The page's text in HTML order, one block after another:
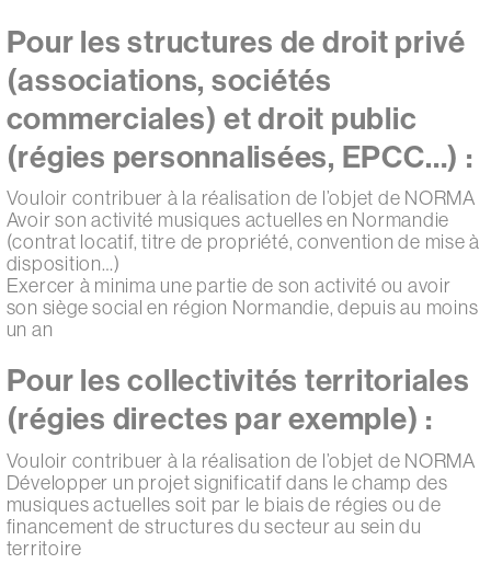
Pour les structures de droit privé
(associations, sociétés
commerciales) et droit public
(régies personnalisées, EPCC…) :
Vouloir contribuer à la réalisation de l’objet de NORMA
Avoir son activité musiques actuelles en Normandie
(contrat locatif, titre de propriété, convention de mise à
disposition…)
Exercer à minima une partie de son activité ou avoir
son siège social en région Normandie, depuis au moins
un an
Pour les collectivités territoriales
(régies directes par exemple) :
Vouloir contribuer à la réalisation de l’objet de NORMA
Développer un projet significatif dans le champ des
musiques actuelles soit par le biais de régies ou de
financement de structures du secteur au sein du
territoire